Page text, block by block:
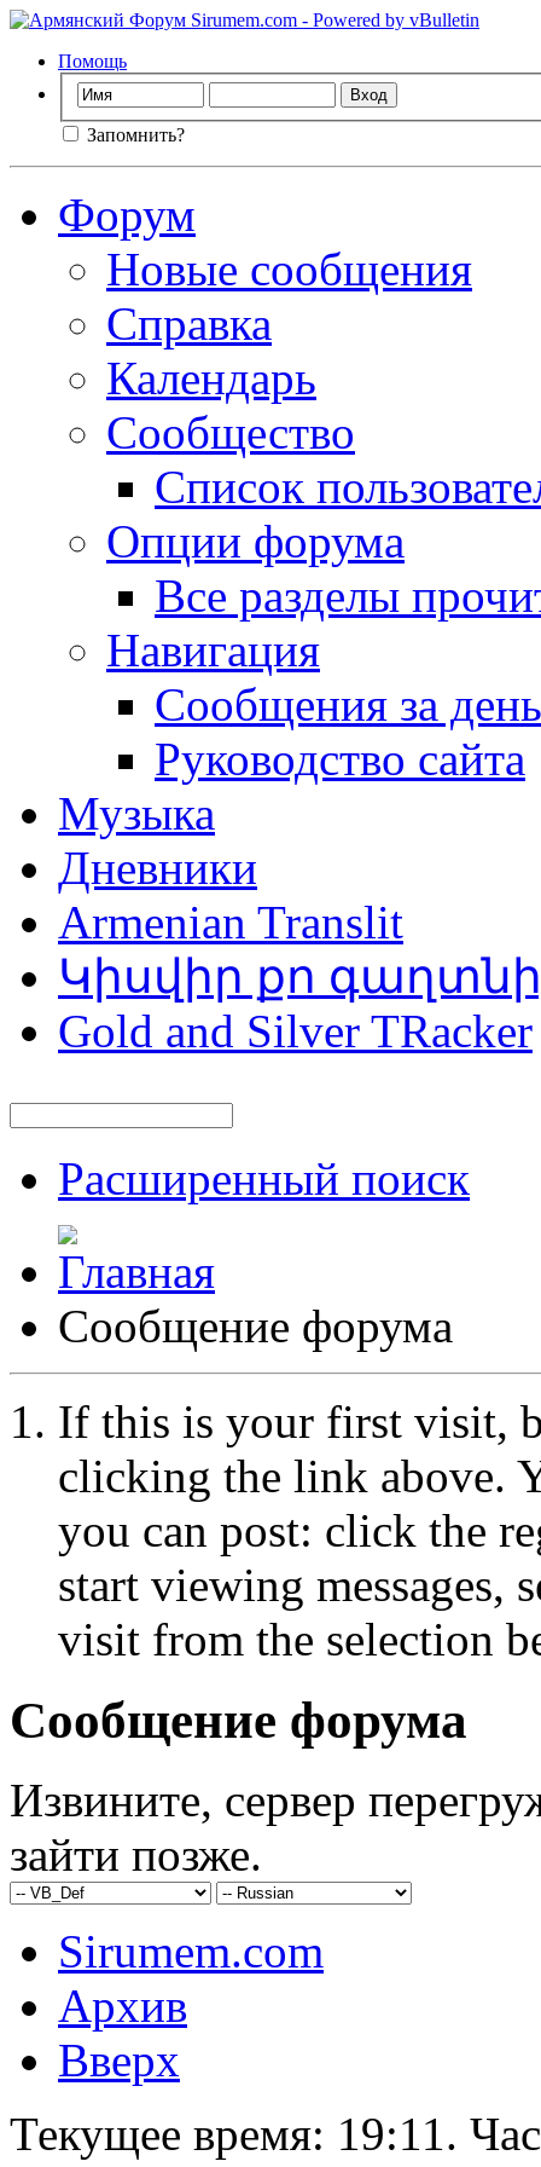
Помощь
Запомнить?
Форум
Новые сообщения
Справка
Календарь
Сообщество
Список
Опции форума
Все разделы
Навигация
Сообщения за день
Руководство сайта
Музыка
Дневники
Armenian Translit
Կիսվիր քո
Gold and Silver TRacker
Расширенный поиск
Сообщение форума
If this is your first visit,
clicking the link above.
you can post: click the
start viewing messages,
visit from the selection
Сообщение форума
Извините, сервер
зайти позже.
Sirumem.com
Архив
Вверх
Текущее время: 19:11.